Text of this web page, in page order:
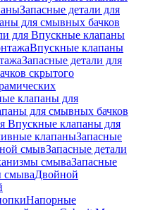
Запасные детали для
для смывных бачков
для Впускные клапаны
Впускные клапаны
Запасные детали для
скрытого
клапаны для
для смывных бачков
Впускные клапаны для
клапаныЗапасные
смывЗапасные детали
смываЗапасные
смываДвойной
Напорные